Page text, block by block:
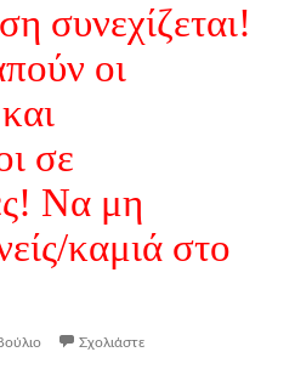
συνεχίζεται!
οι
σε
Να μη
καμιά στο
Σχολιάστε